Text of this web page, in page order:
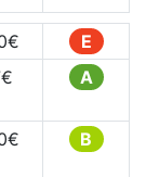
€
E
€ A
€ B